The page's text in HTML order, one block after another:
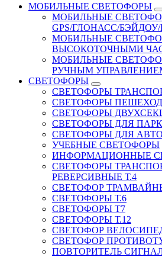
МОБИЛЬНЫЕ СВЕТОФОРЫ
МОБИЛЬНЫЕ
GPS/ГЛОНАСС/
МОБИЛЬНЫЕ
ВЫСОКОТОЧНЫМИ
МОБИЛЬНЫЕ
РУЧНЫМ
СВЕТОФОРЫ
СВЕТОФОРЫ
СВЕТОФОРЫ
СВЕТОФОРЫ
СВЕТОФОРЫ ДЛЯ
СВЕТОФОРЫ ДЛЯ
УЧЕБНЫЕ СВЕТОФОРЫ
ИНФОРМАЦИОННЫЕ
СВЕТОФОРЫ
РЕВЕРСИВНЫЕ Т.4
СВЕТОФОР
СВЕТОФОРЫ Т.6
СВЕТОФОРЫ Т7
СВЕТОФОРЫ Т.12
СВЕТОФОР
СВЕТОФОР
ПОВТОРИТЕЛЬ